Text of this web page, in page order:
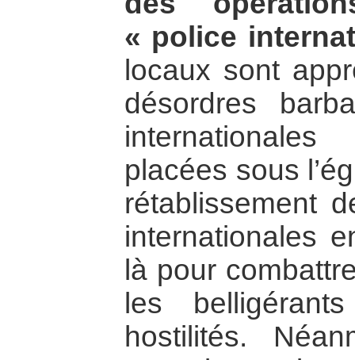
« police
locaux sont
désordres
placées sous
rétablissement
internationales
là pour
les
hostilités.